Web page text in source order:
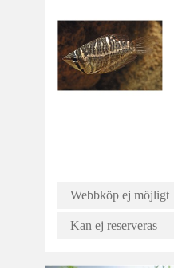
Webbköp ej möjligt
Kan ej reserveras